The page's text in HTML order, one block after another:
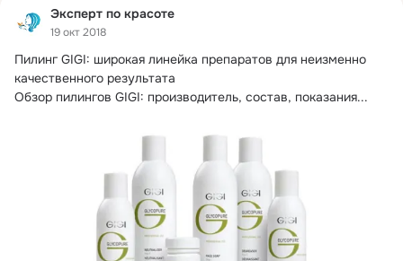
Эксперт по красоте
19 окт 2018
Пилинг GIGI: широкая линейка препаратов для неизменно
качественного результата
Обзор пилингов GIGI: производитель, состав, показания...